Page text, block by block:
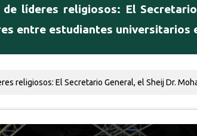
líderes religiosos: El
entre estudiantes universitarios
religiosos: El Secretario General, el Sheij Dr.